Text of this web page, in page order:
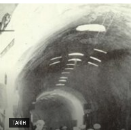
TARIH